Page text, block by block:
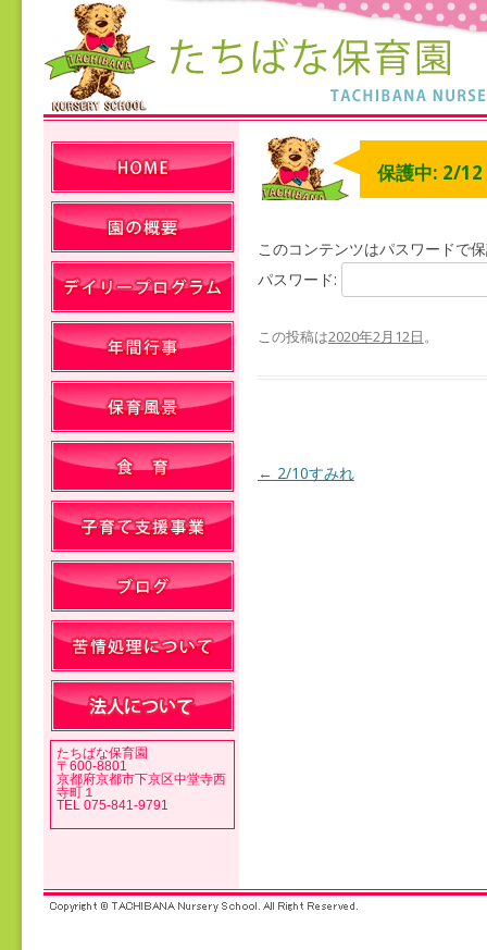
保護中: 2/12
このコンテンツはパスワードで
パスワード:
この投稿は2020年2月12日。
投稿ナビゲーション
← 2/10すみれ
たちばな保育園
〒600-8801
京都府京都市下京区中堂寺西
寺町１
TEL 075-841-9791